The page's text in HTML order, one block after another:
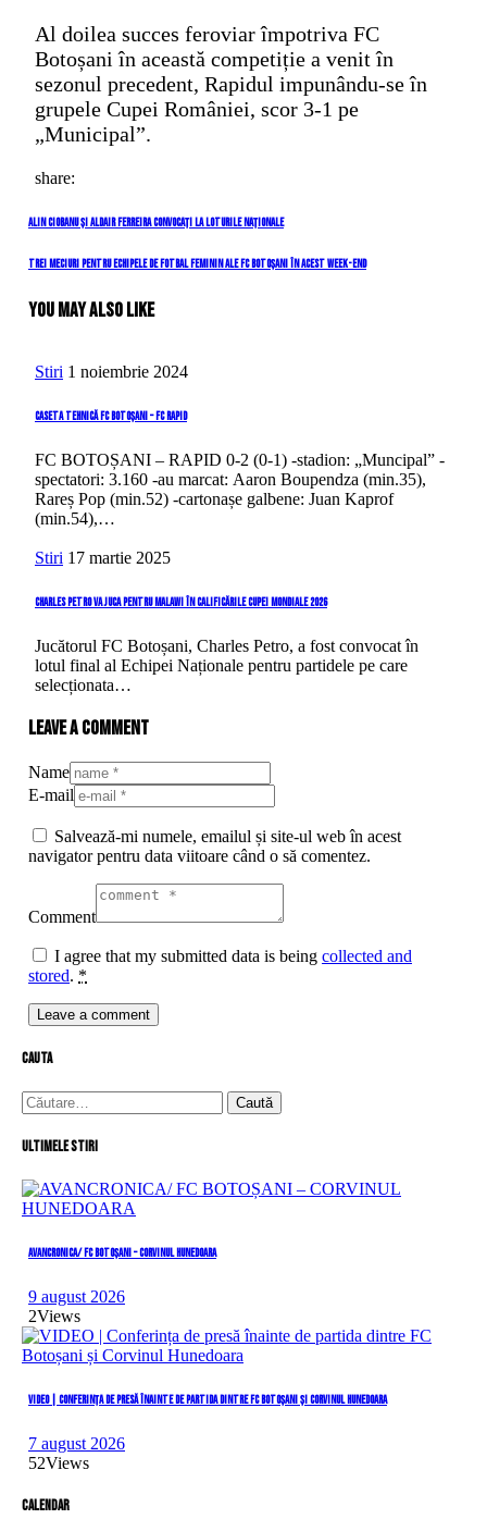
Al doilea succes feroviar împotriva FC
Botoșani în această competiție a venit în
sezonul precedent, Rapidul impunându-se în
grupele Cupei României, scor 3-1 pe
„Municipal”.
share:
Navigare
în
Previous
Alin Ciobanu și Aldair Ferreira convocați la loturile naționale
Next
Trei meciuri pentru echipele de fotbal feminin ale FC Botoșani în acest week-end
You May Also Like
Stiri 1 noiembrie 2024
Caseta tehnică FC Botoșani – FC Rapid
FC BOTOȘANI – RAPID 0-2 (0-1) -stadion: „Muncipal” -
spectatori: 3.160 -au marcat: Aaron Boupendza (min.35),
Rareș Pop (min.52) -cartonașe galbene: Juan Kaprof
(min.54),…
Stiri 17 martie 2025
Charles Petro va juca pentru Malawi în calificările Cupei Mondiale 2026
Jucătorul FC Botoșani, Charles Petro, a fost convocat în
lotul final al Echipei Naționale pentru partidele pe care
selecționata…
Leave a comment
Name
E-mail
Salvează-mi numele, emailul și site-ul web în acest
navigator pentru data viitoare când o să comentez.
Comment
I agree that my submitted data is being collected and
stored. *
cauta
Caută
după:
Ultimele stiri
AVANCRONICA/ FC BOTOȘANI – CORVINUL HUNEDOARA
9 august 2026
2Views
VIDEO | Conferința de presă înainte de partida dintre FC Botoșani și Corvinul Hunedoara
7 august 2026
52Views
Calendar